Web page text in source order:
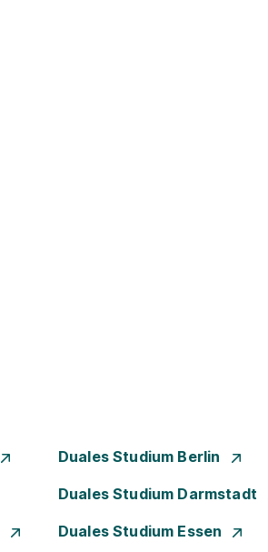
Duales Studium Berlin
Duales Studium Darmstadt
Duales Studium Essen